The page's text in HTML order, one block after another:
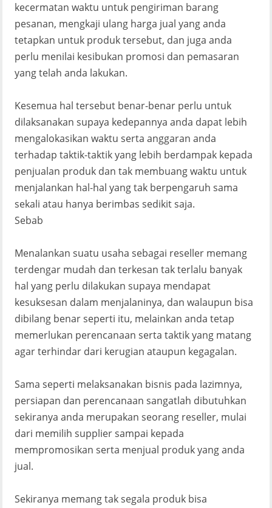
kecermatan waktu untuk pengiriman barang
pesanan, mengkaji ulang harga jual yang anda
tetapkan untuk produk tersebut, dan juga anda
perlu menilai kesibukan promosi dan pemasaran
yang telah anda lakukan.
Kesemua hal tersebut benar-benar perlu untuk
dilaksanakan supaya kedepannya anda dapat lebih
mengalokasikan waktu serta anggaran anda
terhadap taktik-taktik yang lebih berdampak kepada
penjualan produk dan tak membuang waktu untuk
menjalankan hal-hal yang tak berpengaruh sama
sekali atau hanya berimbas sedikit saja.
Sebab
Menalankan suatu usaha sebagai reseller memang
terdengar mudah dan terkesan tak terlalu banyak
hal yang perlu dilakukan supaya mendapat
kesuksesan dalam menjalaninya, dan walaupun bisa
dibilang benar seperti itu, melainkan anda tetap
memerlukan perencanaan serta taktik yang matang
agar terhindar dari kerugian ataupun kegagalan.
Sama seperti melaksanakan bisnis pada lazimnya,
persiapan dan perencanaan sangatlah dibutuhkan
sekiranya anda merupakan seorang reseller, mulai
dari memilih supplier sampai kepada
mempromosikan serta menjual produk yang anda
jual.
Sekiranya memang tak segala produk bisa